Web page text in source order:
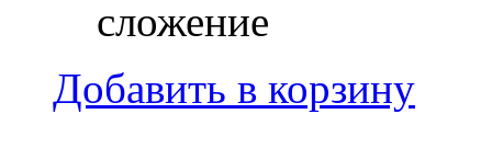
сложение
Добавить в корзину